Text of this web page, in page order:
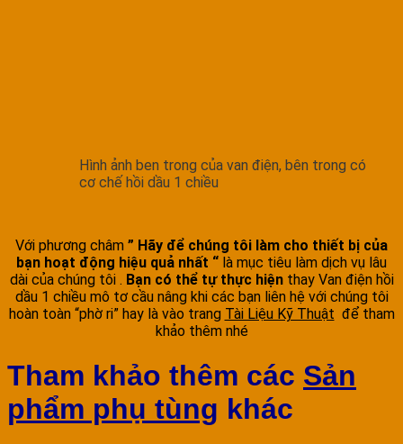
Hình ảnh ben trong của van điện, bên trong có
cơ chế hồi dầu 1 chiều
Với phương châm ” Hãy để chúng tôi làm cho thiết bị của
bạn hoạt động hiệu quả nhất “ là mục tiêu làm dịch vụ lâu
dài của chúng tôi . Bạn có thể tự thực hiệnthay Van điện hồi
dầu 1 chiều mô tơ cầu nâng khi các bạn liên hệ với chúng tôi
hoàn toàn “phờ ri” hay là vào trang Tài Liệu Kỹ Thuật để tham
khảo thêm nhé
Tham khảo thêm các Sản
phẩm phụ tùng khác